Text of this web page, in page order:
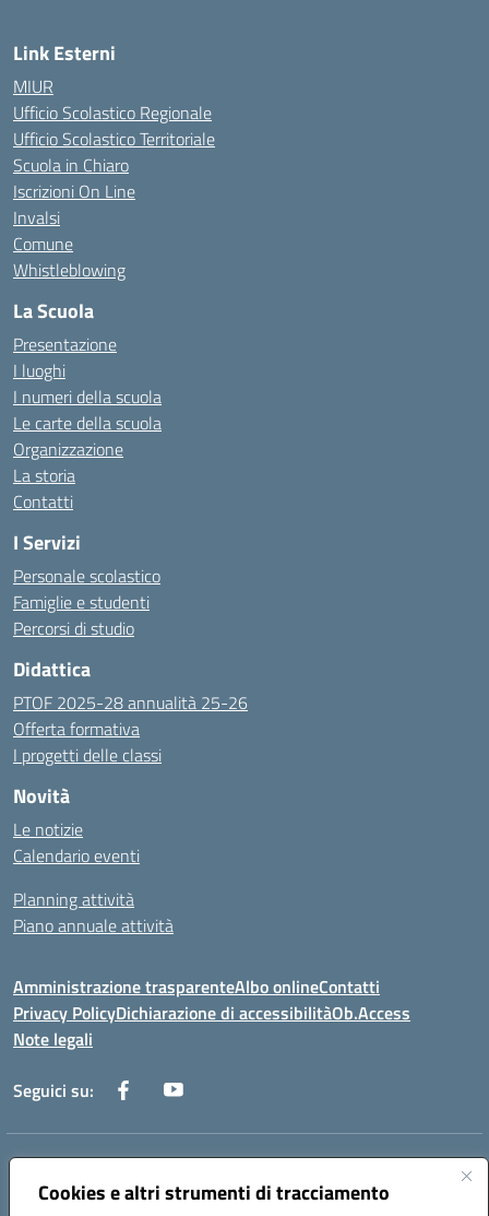
Cookies e altri strumenti di tracciamento
Link Esterni
MIUR
Ufficio Scolastico Regionale
Ufficio Scolastico Territoriale
Scuola in Chiaro
Iscrizioni On Line
Invalsi
Comune
Whistleblowing
La Scuola
Presentazione
I luoghi
I numeri della scuola
Le carte della scuola
Organizzazione
La storia
Contatti
I Servizi
Personale scolastico
Famiglie e studenti
Percorsi di studio
Didattica
PTOF 2025-28 annualità 25-26
Offerta formativa
I progetti delle classi
Novità
Le notizie
Calendario eventi
Planning attività
Piano annuale attività
Amministrazione trasparenteAlbo onlineContatti
Privacy PolicyDichiarazione di accessibilitàOb.Access
Note legali
Seguici su:
Indirizzo:
Centralino:0733/815931 - 0733/784180